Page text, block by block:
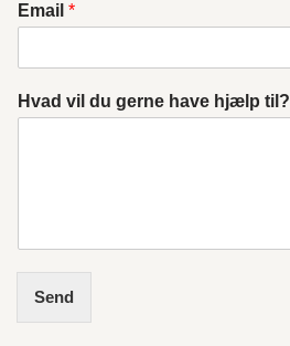
Email *
Hvad vil du gerne have hjælp til?
Send